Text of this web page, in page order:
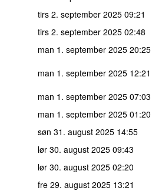
tirs 2. september 2025 09:21
tirs 2. september 2025 02:48
man 1. september 2025 20:25
man 1. september 2025 12:21
man 1. september 2025 07:03
man 1. september 2025 01:20
søn 31. august 2025 14:55
lør 30. august 2025 09:43
lør 30. august 2025 02:20
fre 29. august 2025 13:21